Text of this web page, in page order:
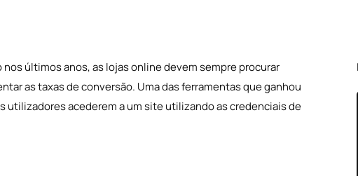
últimos anos, as lojas online devem sempre procurar
as taxas de conversão. Uma das ferramentas que ganhou
acederem a um site utilizando as credenciais de